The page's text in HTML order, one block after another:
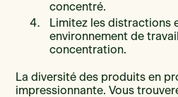
concentré.
Limitez les distractions
environnement de
concentration.
La diversité des produits en
impressionnante. Vous